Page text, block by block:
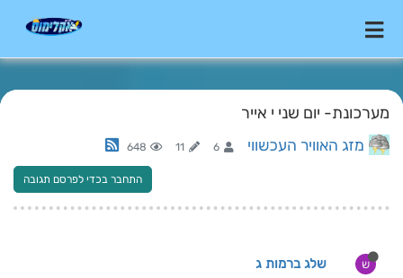
מערכונת- יום שני י אייר
מזג האוויר העכשווי 6
11
648
התחבר בכדי לפרסם תגובה
ש שלג ברמות ג